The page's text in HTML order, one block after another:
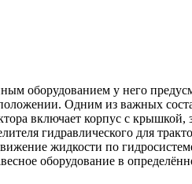
оборудованием у него
Одним из важных
включает корпус с
гидравлического для
жидкости по
оборудование в